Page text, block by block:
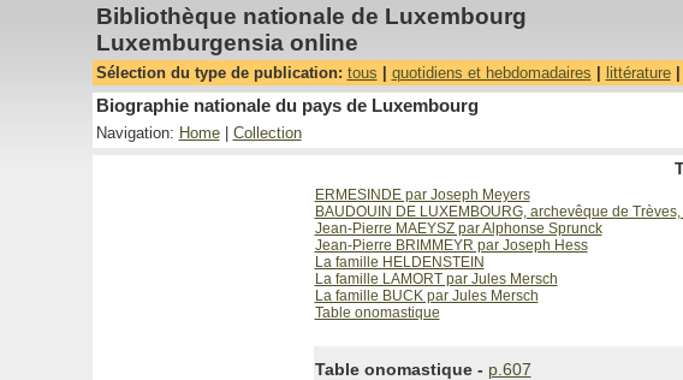
Bibliothèque nationale de Luxembourg
Luxemburgensia online
Sélection du type de publication: tous quotidiens et hebdomadaires littérature|
Biographie nationale du pays de Luxembourg
Navigation: Home| Collection
ERMESINDE par Joseph Meyers
BAUDOUIN DE LUXEMBOURG, archevêque de
Jean-Pierre MAEYSZ par Alphonse Sprunck
Jean-Pierre BRIMMEYR par Joseph Hess
La famille HELDENSTEIN
La famille LAMORT par Jules Mersch
La famille BUCK par Jules Mersch
Table onomastique
Table onomastique - p.607